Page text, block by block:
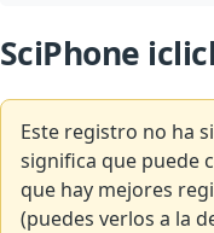
SciPhone
Este registro no ha
significa que puede
que hay mejores
(puedes verlos a la